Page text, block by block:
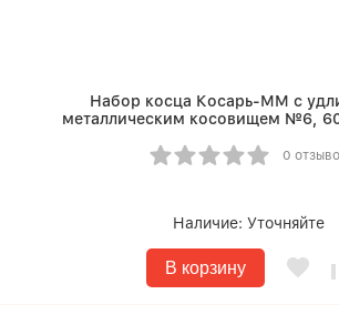
Набор косца Косарь-ММ с
металлическим косовищем №6,
0
Наличие: Уточняйте
В корзину